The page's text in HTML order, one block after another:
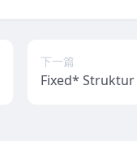
下一篇
Fixed* Struktur